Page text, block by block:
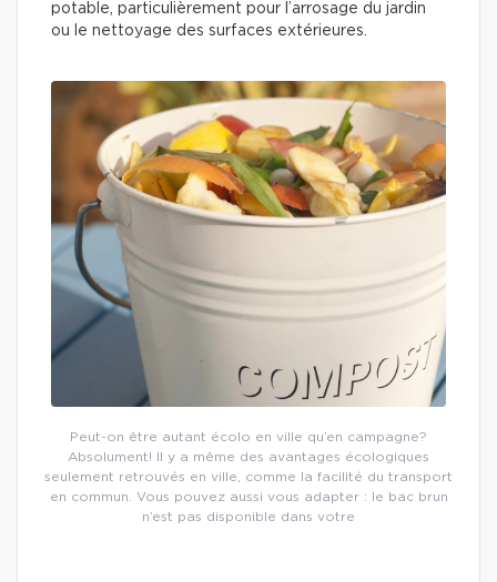
potable, particulièrement pour l’arrosage du jardin
ou le nettoyage des surfaces extérieures.
Peut-on être autant écolo en ville qu’en campagne?
Absolument! Il y a même des avantages écologiques
seulement retrouvés en ville, comme la facilité du transport
en commun. Vous pouvez aussi vous adapter : le bac brun
n’est pas disponible dans votre